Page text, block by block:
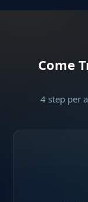
Come
4 step per